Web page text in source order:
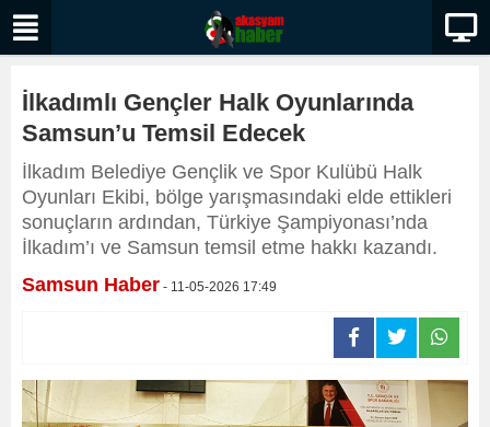
İlkadımlı Gençler Halk Oyunlarında
Samsun’u Temsil Edecek
İlkadım Belediye Gençlik ve Spor Kulübü Halk
Oyunları Ekibi, bölge yarışmasındaki elde ettikleri
sonuçların ardından, Türkiye Şampiyonası’nda
İlkadım’ı ve Samsun temsil etme hakkı kazandı.
Samsun Haber - 11-05-2026 17:49